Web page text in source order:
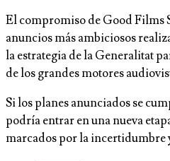
El compromiso de Good Films
anuncios más ambiciosos
la estrategia de la Generalitat
de los grandes motores
Si los planes anunciados se
podría entrar en una nueva
marcados por la incertidumbre